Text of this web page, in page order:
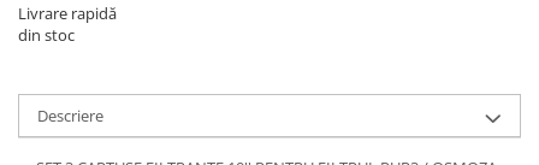
Livrare rapidă
din stoc
Descriere